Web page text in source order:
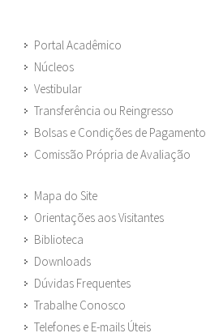
Portal Acadêmico
Núcleos
Vestibular
Transferência ou Reingresso
Bolsas e Condições de Pagamento
Comissão Própria de Avaliação
Mapa do Site
Orientações aos Visitantes
Biblioteca
Downloads
Dúvidas Frequentes
Trabalhe Conosco
Telefones e E-mails Úteis